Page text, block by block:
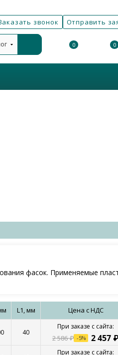
звонок Отправить
0 0
фасок. Применяемые
L1, мм Цена с НДС
40
2 457
2 586₽ -5%